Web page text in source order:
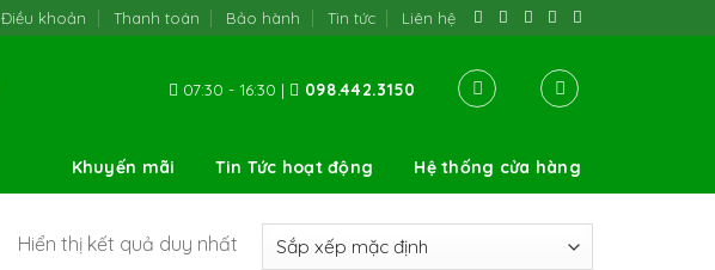
Điều khoản Thanh toán Bảo hành Tin tức Liên hệ
07:30 - 16:30 | 098.442.3150
Khuyến mãi Tin Tức hoạt động Hệ thống cửa hàng
Hiển thị kết quả duy nhất